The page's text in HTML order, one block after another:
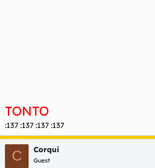
TONTO
:137 :137 :137 :137
C Corqui
Guest